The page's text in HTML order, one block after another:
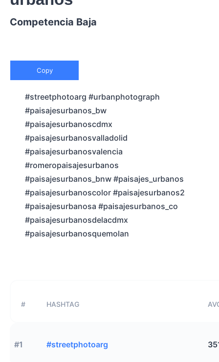
Competencia Baja
Copy
#streetphotoarg #urbanphotograph
#paisajesurbanos_bw
#paisajesurbanoscdmx
#paisajesurbanosvalladolid
#paisajesurbanosvalencia
#romeropaisajesurbanos
#paisajesurbanos_bnw #paisajes_urbanos
#paisajesurbanoscolor #paisajesurbanos2
#paisajesurbanosa #paisajesurbanos_co
#paisajesurbanosdelacdmx
#paisajesurbanosquemolan
# HASHTAG
#1 #streetphotoarg